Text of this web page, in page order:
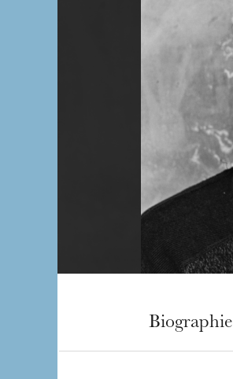
Biographie